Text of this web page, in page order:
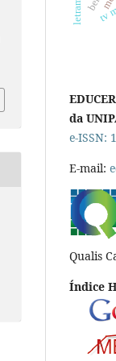
da
e-ISSN:
E-mail:
Qualis
Índice